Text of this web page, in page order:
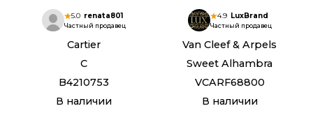
5.0 renata801
Частный продавец
Cartier
C
B4210753
В наличии
4.9 LuxBrand
Частный продавец
Van Cleef & Arpels
Sweet Alhambra
VCARF68800
В наличии